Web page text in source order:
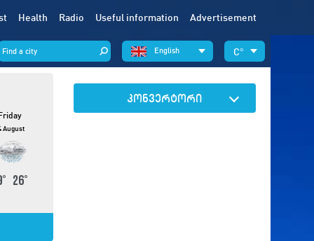
Health Radio Useful information Advertisement
English °
August
° 26°
კონვერტორი